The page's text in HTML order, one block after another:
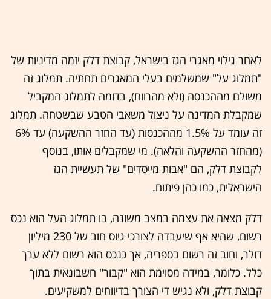
לאחר גילוי מאגרי הגז בישראל, קבוצת דלק יזמה מדיניות של
"תמלוג על" שמשלמים בעלי המאגרים תחתיה. תמלוג זה
משולם מההכנסה (ולא מהרווח), בדומה לתמלוג המקביל
שמקבלת המדינה על ניצול משאבי הטבע שבשטחה. תמלוג
זה עומד על 1.5% מההכנסות (עד החזר ההשקעה) עד 6%
(מהחזר ההשקעה והלאה). מי שמקבלים אותו, בנוסף
לקבוצת דלק, הם "אבות מייסדים" של תעשיית הגז
הישראלית, כמו כהן פיתוח.
דלק מצאה את עצמה במצב משונה, בו תמלוג העל הוא נכס
רשום, שהיא אף שיעבדה לצורכי גיוס חוב של 230 מיליון
דולר, וחוב זה רשום בספריה, אך כנכס הוא רשום ללא ערך
כלל. כלומר, במידה מסוימת הוא "קבור" חשבונאית בתוך
קבוצת דלק, ולא נגיש די הצורך בדיווחים למשקיעים.